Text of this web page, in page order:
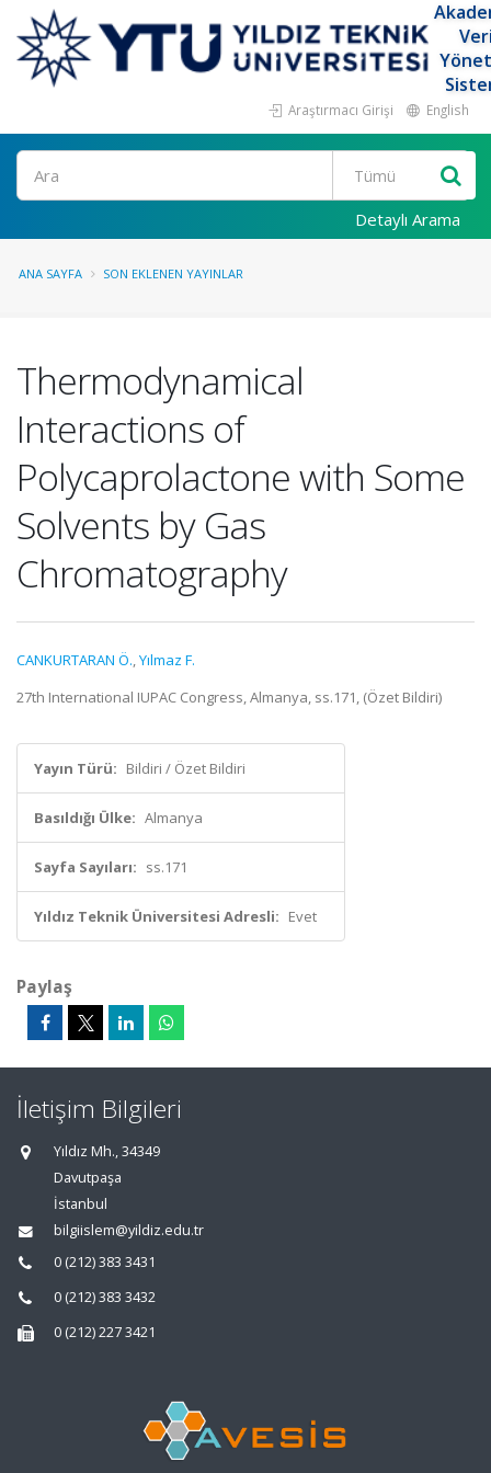
Araştırmacı Girişi English
Ara
Detaylı Arama
ANA SAYFA SON EKLENEN YAYINLAR
Thermodynamical
Interactions of
Polycaprolactone with Some
Solvents by Gas
Chromatography
CANKURTARAN Ö.,Yılmaz F.
27th International IUPAC Congress, Almanya, ss.171, (Özet Bildiri)
Yayın Türü: Bildiri / Özet Bildiri
Basıldığı Ülke: Almanya
Sayfa Sayıları: ss.171
Yıldız Teknik Üniversitesi Adresli: Evet
Paylaş
İletişim Bilgileri
Yıldız Mh., 34349
Davutpaşa
İstanbul
bilgiislem@yildiz.edu.tr
0 (212) 383 3431
0 (212) 383 3432
0 (212) 227 3421